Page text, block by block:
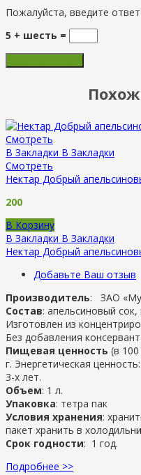
Пожалуйста, введите
5 + шесть =
Смотреть
В Закладки В Закладки
Смотреть
Нектар Добрый
200
В Корзину
В Закладки В Закладки
Нектар Добрый
Добавьте Ваш отзыв
Производитель: ЗАО
Состав: апельсиновый
Изготовлен из
Без добавления
Пищевая ценность (в
г. Энергетическая
3-х лет.
Объем: 1 л.
Упаковка: тетра пак
Условия хранения:
пакет хранить в
Срок годности: 1 год.
Подробнее >>